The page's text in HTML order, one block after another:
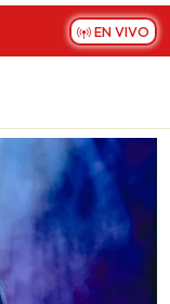
EN VIVO